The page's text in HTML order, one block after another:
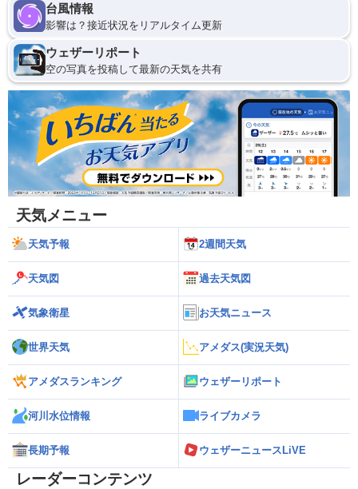
台風情報
影響は？接近状況をリアルタイム更新
ウェザーリポート
空の写真を投稿して最新の天気を共有
天気メニュー
天気予報 2週間天気
天気図 過去天気図
気象衛星 お天気ニュース
世界天気 アメダス(実況天気)
アメダスランキング ウェザーリポート
河川水位情報 ライブカメラ
長期予報 ウェザーニュースLiVE
レーダーコンテンツ